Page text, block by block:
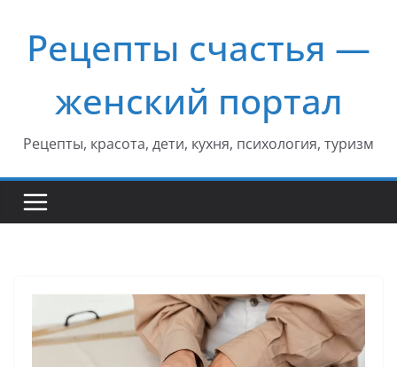
содержимому
Рецепты счастья —
женский портал
Рецепты, красота, дети, кухня, психология, туризм